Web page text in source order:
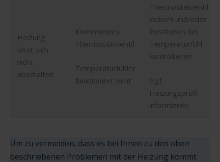
Heizung
lässt sich
nicht
abschalten
Klemmendes
Thermostatventil
Temperaturfühler
funktioniert nicht
Thermostatventil
lockern und/oder
Positionen der
Temperaturfühl
kontrollieren
Ggf.
Heizungsprofi
informieren
Um zu vermeiden, dass es bei Ihnen zu den oben
beschriebenen Problemen mit der Heizung kommt